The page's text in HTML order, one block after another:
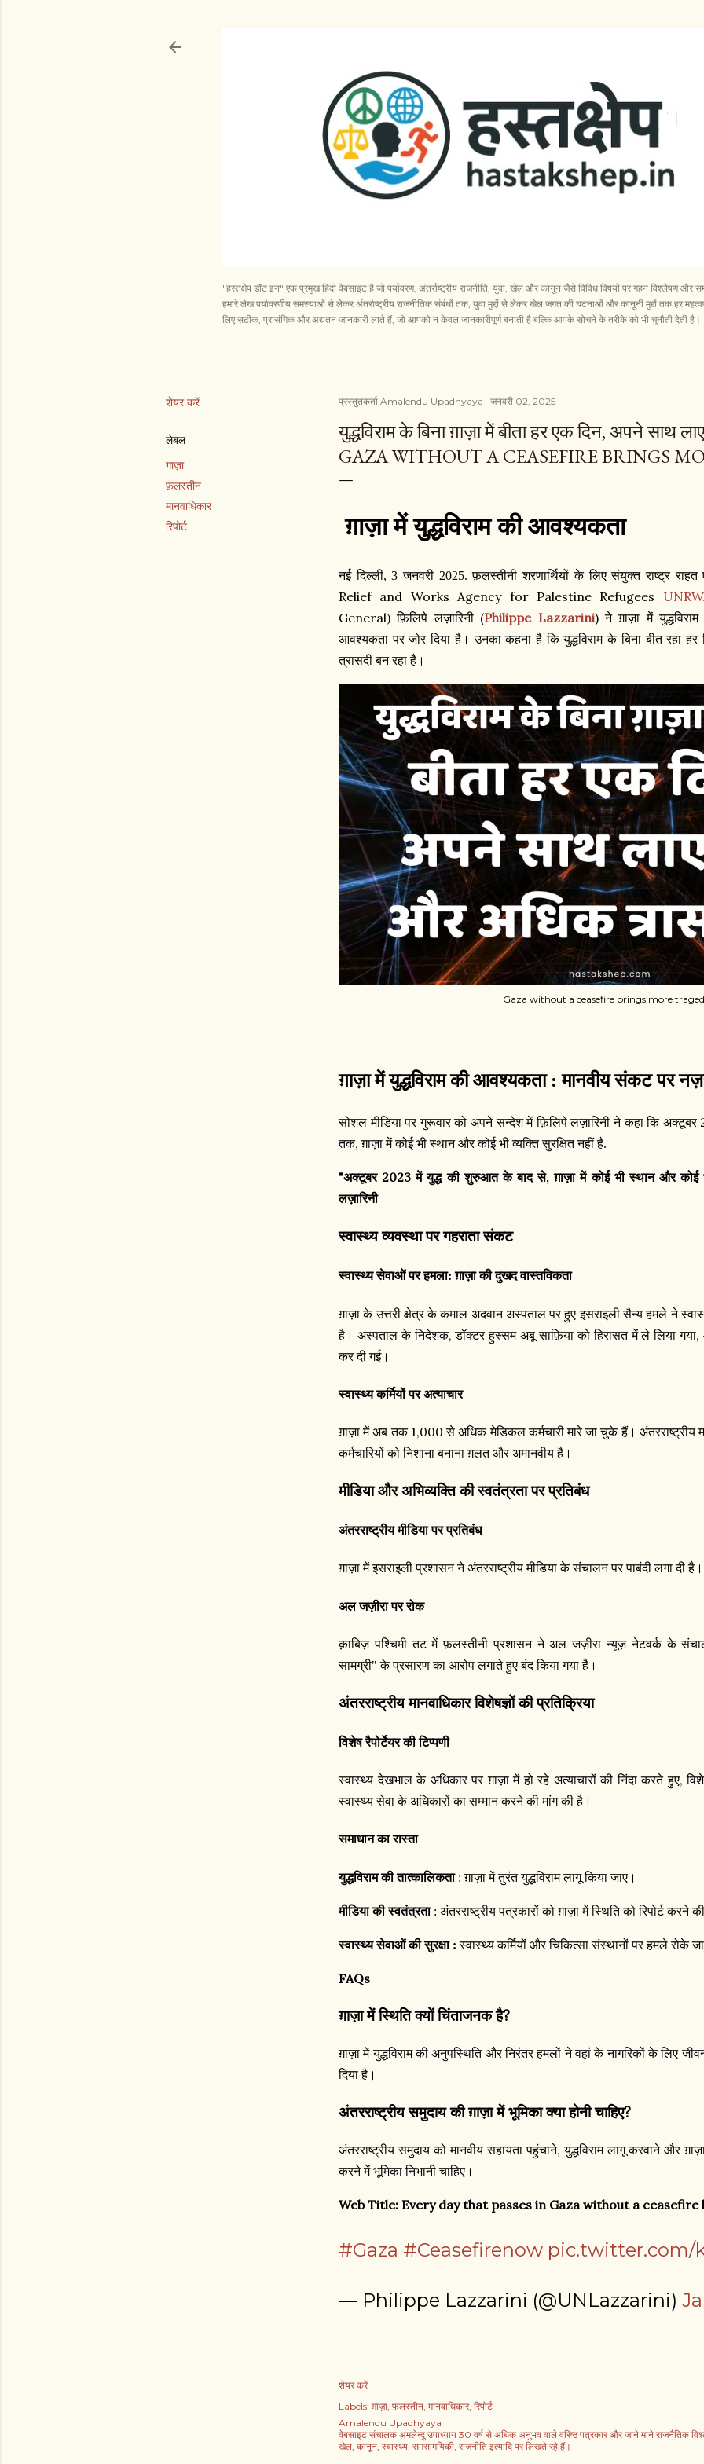
"हस्तक्षेप डॉट इन" एक प्रमुख हिंदी वेबसाइट है जो पर्यावरण, अंतर्राष्ट्रीय राजनीति, युवा, खेल और कानून जैसे विविध विषयों पर गहन विश्लेषण और
हमारे लेख पर्यावरणीय समस्याओं से लेकर अंतर्राष्ट्रीय राजनीतिक संबंधों तक, युवा मुद्दों से लेकर खेल जगत की घटनाओं और कानूनी मुद्दों तक हर
लिए सटीक, प्रासंगिक और अद्यतन जानकारी लाते हैं, जो आपको न केवल जानकारीपूर्ण बनाती है बल्कि आपके सोचने के तरीके को भी चुनौती देती है।
शेयर करें
लेबल
ग़ाज़ा
फ़लस्तीन
मानवाधिकार
रिपोर्ट
प्रस्तुतकर्ता Amalendu Upadhyaya जनवरी 02, 2025
युद्धविराम के बिना ग़ाज़ा में बीता हर एक दिन, अपने साथ
GAZA WITHOUT A CEASEFIRE BRINGS
ग़ाज़ा में युद्धविराम की आवश्यकता
नई दिल्ली, 3 जनवरी 2025. फ़लस्तीनी शरणार्थियों के लिए संयुक्त राष्ट्र राहत
Relief and Works Agency for Palestine Refugees
General) फ़िलिपे लज़ारिनी(Philippe Lazzarini)ने ग़ाज़ा में युद्धविराम
आवश्यकता पर जोर दिया है। उनका कहना है कि युद्धविराम के बिना बीत रहा
त्रासदी बन रहा है।
Gaza without a ceasefire brings more
ग़ाज़ा में युद्धविराम की आवश्यकता : मानवीय संकट पर
सोशल मीडिया पर गुरूवार को अपने सन्देश में फ़िलिपे लज़ारिनी ने कहा कि अक्टूबर
तक,ग़ाज़ा में कोई भी स्थान और कोई भी व्यक्ति सुरक्षित नहीं है.
"अक्टूबर 2023 में युद्ध की शुरुआत के बाद से,ग़ाज़ा में कोई भी स्थान और कोई
लज़ारिनी
स्वास्थ्य व्यवस्था पर गहराता संकट
स्वास्थ्य सेवाओं पर हमला: ग़ाज़ा की दुखद वास्तविकता
ग़ाज़ा के उत्तरी क्षेत्र के कमाल अदवान अस्पताल पर हुए इसराइली सैन्य हमले ने
है। अस्पताल के निदेशक,डॉक्टर हुस्सम अबू साफ़िया को हिरासत में ले लिया गया,
कर दी गई।
स्वास्थ्य कर्मियों पर अत्याचार
ग़ाज़ा में अब तक 1,000 से अधिक मेडिकल कर्मचारी मारे जा चुके हैं। अंतरराष्ट्रीय
कर्मचारियों को निशाना बनाना ग़लत और अमानवीय है।
मीडिया और अभिव्यक्ति की स्वतंत्रता पर प्रतिबंध
अंतरराष्ट्रीय मीडिया पर प्रतिबंध
ग़ाज़ा में इसराइली प्रशासन ने अंतरराष्ट्रीय मीडिया के संचालन पर पाबंदी लगा दी है।
अल जज़ीरा पर रोक
क़ाबिज़ पश्चिमी तट में फ़लस्तीनी प्रशासन ने अल जज़ीरा न्यूज़ नेटवर्क के
सामग्री" के प्रसारण का आरोप लगाते हुए बंद किया गया है।
अंतरराष्ट्रीय मानवाधिकार विशेषज्ञों की प्रतिक्रिया
विशेष रैपोर्टेयर की टिप्पणी
स्वास्थ्य देखभाल के अधिकार पर ग़ाज़ा में हो रहे अत्याचारों की निंदा करते हुए,
स्वास्थ्य सेवा के अधिकारों का सम्मान करने की मांग की है।
समाधान का रास्ता
युद्धविराम की तात्कालिकता: ग़ाज़ा में तुरंत युद्धविराम लागू किया जाए।
मीडिया की स्वतंत्रता : अंतरराष्ट्रीय पत्रकारों को ग़ाज़ा में स्थिति को रिपोर्ट करने
स्वास्थ्य सेवाओं की सुरक्षा : स्वास्थ्य कर्मियों और चिकित्सा संस्थानों पर हमले रोके
FAQs
ग़ाज़ा में स्थिति क्यों चिंताजनक है?
ग़ाज़ा में युद्धविराम की अनुपस्थिति और निरंतर हमलों ने वहां के नागरिकों के लिए
दिया है।
अंतरराष्ट्रीय समुदाय की ग़ाज़ा में भूमिका क्या होनी चाहिए?
अंतरराष्ट्रीय समुदाय को मानवीय सहायता पहुंचाने,युद्धविराम लागू करवाने और
करने में भूमिका निभानी चाहिए।
Web Title: Every day that passes in Gaza without a
#Gaza #Ceasefirenow pic.twitter.com/
— Philippe Lazzarini (@UNLazzarini)
शेयर करें
Labels: ग़ाज़ा फ़लस्तीन मानवाधिकार रिपोर्ट
Amalendu Upadhyaya
वेबसाइट संचालक अमलेन्दु उपाध्याय 30 वर्ष से अधिक अनुभव वाले वरिष्ठ पत्रकार और जाने माने राजनैतिक
खेल, कानून, स्वास्थ्य, समसामयिकी, राजनीति इत्यादि पर लिखते रहे हैं।